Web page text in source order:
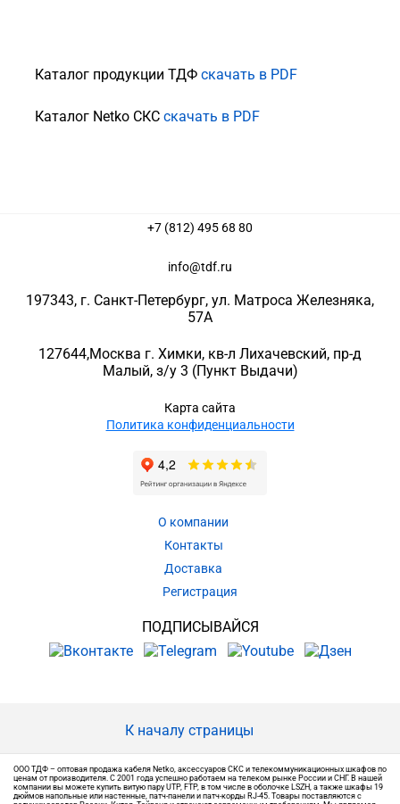
Каталог продукции ТДФ скачать в PDF
Каталог Netko СКС скачать в PDF
+7 (812) 495 68 80
info@tdf.ru
197343, г. Санкт-Петербург, ул. Матроса Железняка,
57A
127644,Москва г. Химки, кв-л Лихачевский, пр-д
Малый, з/у 3 (Пункт Выдачи)
Карта сайта
Политика конфиденциальности
О компании
Контакты
Доставка
Регистрация
ПОДПИСЫВАЙСЯ
К началу страницы
ООО ТДФ – оптовая продажа кабеля Netko, аксессуаров СКС и телекоммуникационных шкафов по
ценам от производителя. С 2001 года успешно работаем на телеком рынке России и СНГ. В нашей
компании вы можете купить витую пару UTP, FTP, в том числе в оболочке LSZH, а также шкафы 19
дюймов напольные или настенные, патч-панели и патч-корды RJ-45. Товары поставляются с